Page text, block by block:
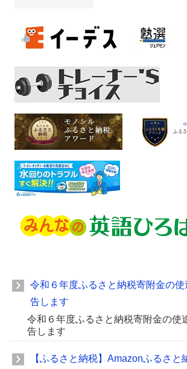
令和６年度ふるさと納税寄附金の使
告します
令和６年度ふるさと納税寄附金の使
告します
【ふるさと納税】Amazonふるさと